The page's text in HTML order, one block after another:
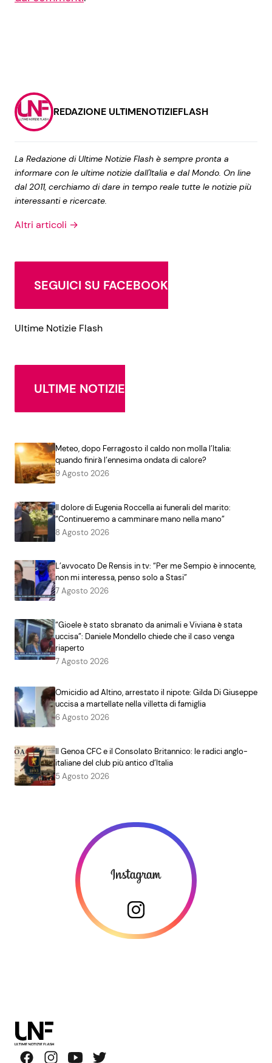
REDAZIONE ULTIMENOTIZIEFLASH
La Redazione di Ultime Notizie Flash è sempre pronta a
informare con le ultime notizie dall'Italia e dal Mondo. On line
dal 2011, cerchiamo di dare in tempo reale tutte le notizie più
interessanti e ricercate.
Altri articoli →
SEGUICI SU FACEBOOK
Ultime Notizie Flash
ULTIME NOTIZIE
Meteo, dopo Ferragosto il caldo non molla l’Italia:
quando finirà l’ennesima ondata di calore?
9 Agosto 2026
Il dolore di Eugenia Roccella ai funerali del marito:
“Continueremo a camminare mano nella mano”
8 Agosto 2026
L’avvocato De Rensis in tv: “Per me Sempio è innocente,
non mi interessa, penso solo a Stasi”
7 Agosto 2026
“Gioele è stato sbranato da animali e Viviana è stata
uccisa”: Daniele Mondello chiede che il caso venga
riaperto
7 Agosto 2026
Omicidio ad Altino, arrestato il nipote: Gilda Di Giuseppe
uccisa a martellate nella villetta di famiglia
6 Agosto 2026
Il Genoa CFC e il Consolato Britannico: le radici anglo-
italiane del club più antico d’Italia
5 Agosto 2026